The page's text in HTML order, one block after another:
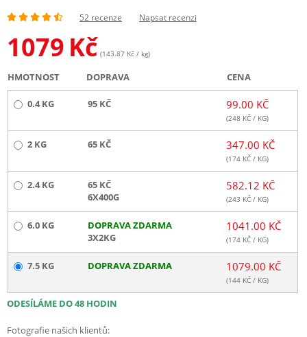
52 recenze Napsat recenzi
1079 Kč (143.87 Kč / kg)
HMOTNOST DOPRAVA CENA
0.4 KG 95 KČ 99.00 KČ
(248 KČ / KG)
2 KG 65 KČ 347.00 KČ
(174 KČ / KG)
2.4 KG
65 KČ
6X400G
582.12 KČ
(243 KČ / KG)
6.0 KG
DOPRAVA ZDARMA
3X2KG
1041.00 KČ
(174 KČ / KG)
7.5 KG DOPRAVA ZDARMA 1079.00 KČ
(144 KČ / KG)
ODESÍLÁME DO 48 HODIN
Fotografie našich klientů: